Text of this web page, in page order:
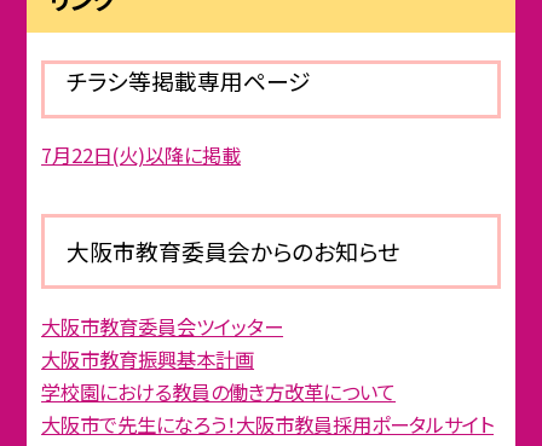
チラシ等掲載専用ページ
7月22日(火)以降に掲載
大阪市教育委員会からのお知らせ
大阪市教育委員会ツイッター
大阪市教育振興基本計画
学校園における教員の働き方改革について
大阪市で先生になろう！大阪市教員採用ポータルサイト